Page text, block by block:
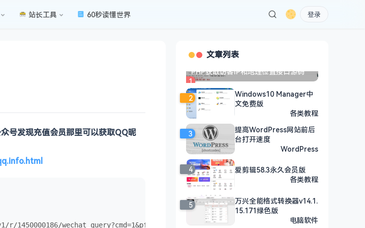
站长工具 60秒读懂世界 登录
号发现充值会员那里可以获取QQ昵
r/1450000186/wechat_query?cmd=1&pf=mds_storeopen_qb-__mds_qqclub_tab_-
文章列表
1
PHP获取访客IP和地理位置接口源码
2
Windows10 Manager中
文免费版
各类教程
3
提高WordPress网站前后
台打开速度
WordPress
4
爱剪辑58.3永久会员版
各类教程
5
万兴全能格式转换器v14.1.
15.171绿色版
电脑软件